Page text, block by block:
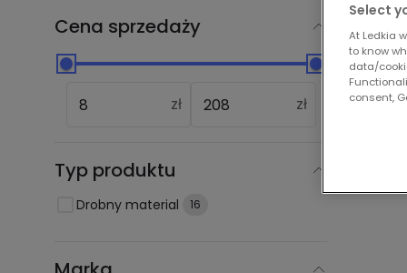
Cena sprzedaży
zł zł
Typ produktu
Drobny material 16
-13%
Select
At Ledkia
to know
data/
consent,